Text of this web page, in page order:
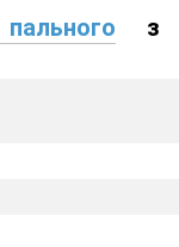
з